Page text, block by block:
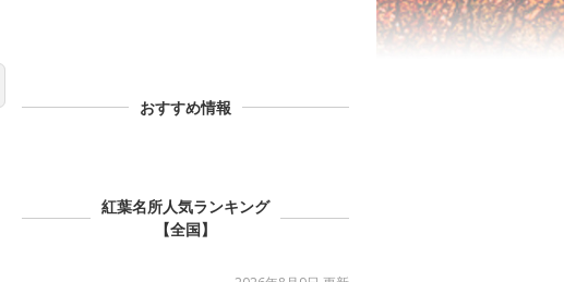
おすすめ情報
紅葉名所人気ランキング
【全国】